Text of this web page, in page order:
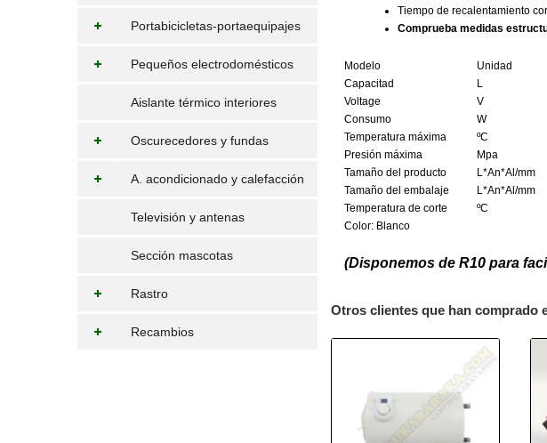
Portabicicletas-portaequipajes
Pequeños electrodomésticos
Aislante térmico interiores
Oscurecedores y fundas
A. acondicionado y calefacción
Televisión y antenas
Sección mascotas
Rastro
Recambios
Tiempo de recalentamiento
Comprueba medidas
Modelo Unidad
Capacitad
L
Voltage
V
Consumo
W
Temperatura máxima
ºC
Presión máxima
Mpa
Tamaño del producto
L*An*Al/mm
Tamaño del embalaje
L*An*Al/mm
Temperatura de corte
ºC
Color: Blanco
(Disponemos de R10 para
Otros clientes que han comprado